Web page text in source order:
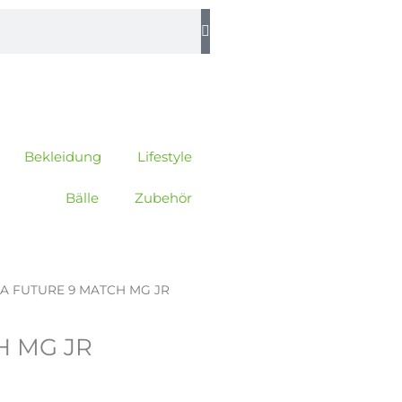
Bekleidung Lifestyle
Bälle Zubehör
FUTURE 9 MATCH MG JR
MG JR